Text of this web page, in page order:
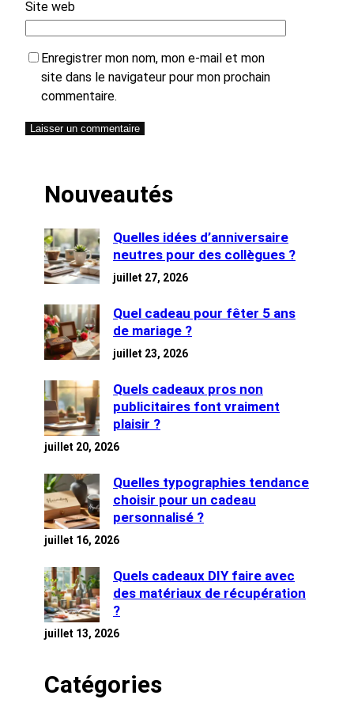
Site web
Enregistrer mon nom, mon e-mail et mon
site dans le navigateur pour mon prochain
commentaire.
Nouveautés
Quelles idées d’anniversaire
neutres pour des collègues ?
juillet 27, 2026
Quel cadeau pour fêter 5 ans
de mariage ?
juillet 23, 2026
Quels cadeaux pros non
publicitaires font vraiment
plaisir ?
juillet 20, 2026
Quelles typographies tendance
choisir pour un cadeau
personnalisé ?
juillet 16, 2026
Quels cadeaux DIY faire avec
des matériaux de récupération
?
juillet 13, 2026
Catégories